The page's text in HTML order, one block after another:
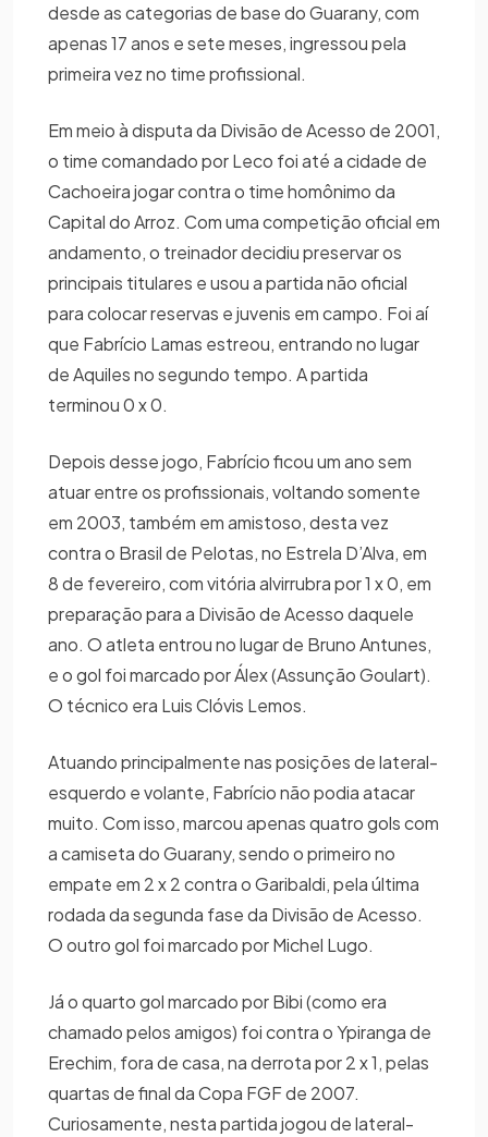
desde as categorias de base do Guarany, com
apenas 17 anos e sete meses, ingressou pela
primeira vez no time profissional.
Em meio à disputa da Divisão de Acesso de 2001,
o time comandado por Leco foi até a cidade de
Cachoeira jogar contra o time homônimo da
Capital do Arroz. Com uma competição oficial em
andamento, o treinador decidiu preservar os
principais titulares e usou a partida não oficial
para colocar reservas e juvenis em campo. Foi aí
que Fabrício Lamas estreou, entrando no lugar
de Aquiles no segundo tempo. A partida
terminou 0 x 0.
Depois desse jogo, Fabrício ficou um ano sem
atuar entre os profissionais, voltando somente
em 2003, também em amistoso, desta vez
contra o Brasil de Pelotas, no Estrela D’Alva, em
8 de fevereiro, com vitória alvirrubra por 1 x 0, em
preparação para a Divisão de Acesso daquele
ano. O atleta entrou no lugar de Bruno Antunes,
e o gol foi marcado por Álex (Assunção Goulart).
O técnico era Luis Clóvis Lemos.
Atuando principalmente nas posições de lateral-
esquerdo e volante, Fabrício não podia atacar
muito. Com isso, marcou apenas quatro gols com
a camiseta do Guarany, sendo o primeiro no
empate em 2 x 2 contra o Garibaldi, pela última
rodada da segunda fase da Divisão de Acesso.
O outro gol foi marcado por Michel Lugo.
Já o quarto gol marcado por Bibi (como era
chamado pelos amigos) foi contra o Ypiranga de
Erechim, fora de casa, na derrota por 2 x 1, pelas
quartas de final da Copa FGF de 2007.
Curiosamente, nesta partida jogou de lateral-